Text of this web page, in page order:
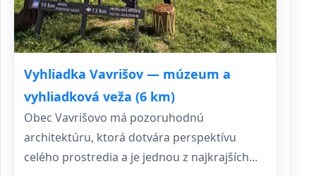
Vyhliadka Vavrišov — múzeum a
vyhliadková veža (6 km)
Obec Vavrišovo má pozoruhodnú
architektúru, ktorá dotvára perspektívu
celého prostredia a je jednou z najkrajších...